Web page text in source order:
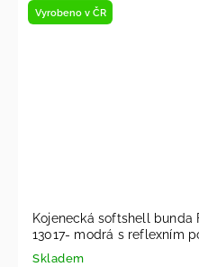
Vyrobeno v ČR
Kojenecká softshell bunda
13017- modrá s reflexním
srdíčka 2026
Skladem